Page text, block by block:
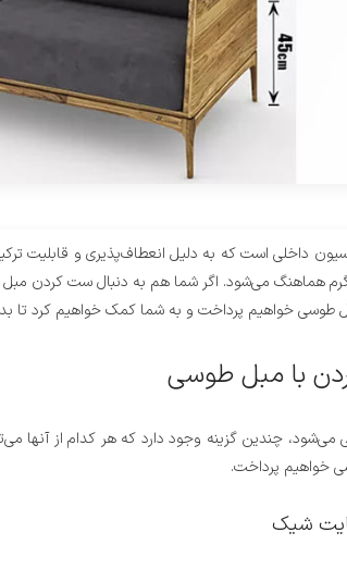
داخلی است که به دلیل انعطاف‌پذیری و قابلیت
هماهنگ می‌شود. اگر شما هم به دنبال ست کردن مبل
خواهیم پرداخت و به شما کمک خواهیم کرد تا
با مبل طوسی
چندین گزینه وجود دارد که هر کدام از آنها
خواهیم پرداخت.